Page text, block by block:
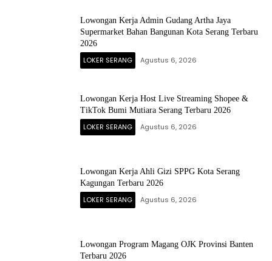
Lowongan Kerja Admin Gudang Artha Jaya
Supermarket Bahan Bangunan Kota Serang Terbaru
2026
LOKER SERANG Agustus 6, 2026
Lowongan Kerja Host Live Streaming Shopee &
TikTok Bumi Mutiara Serang Terbaru 2026
LOKER SERANG Agustus 6, 2026
Lowongan Kerja Ahli Gizi SPPG Kota Serang
Kagungan Terbaru 2026
LOKER SERANG Agustus 6, 2026
Lowongan Program Magang OJK Provinsi Banten
Terbaru 2026